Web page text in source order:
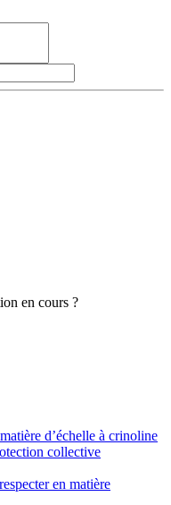
en cours ?
d’échelle à crinoline
collective
en matière